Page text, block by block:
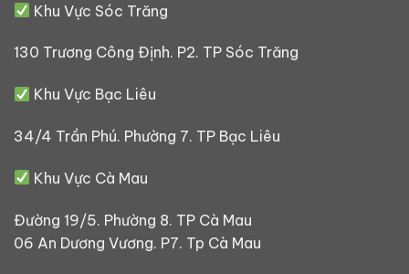
Khu Vực Sóc Trăng
130 Trương Công Định. P2. TP Sóc Trăng
Khu Vực Bạc Liêu
34/4 Trần Phú. Phường 7. TP Bạc Liêu
Khu Vực Cà Mau
Đường 19/5. Phường 8. TP Cà Mau
06 An Dương Vương. P7. Tp Cà Mau